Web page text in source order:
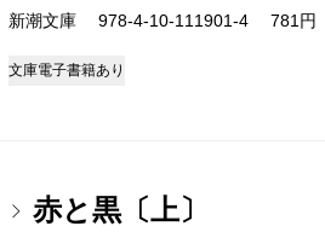
新潮文庫 978-4-10-111901-4 781円
文庫電子書籍あり
赤と黒〔上〕